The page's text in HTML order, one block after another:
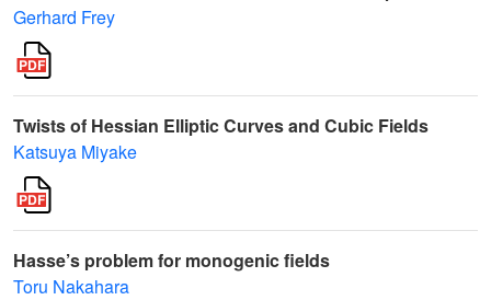
Gerhard Frey
Twists of Hessian Elliptic Curves and Cubic Fields
Katsuya Miyake
Hasse’s problem for monogenic fields
Toru Nakahara